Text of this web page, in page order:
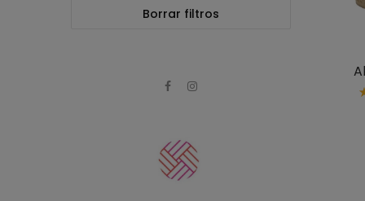
(23)
(18)
Borrar filtros